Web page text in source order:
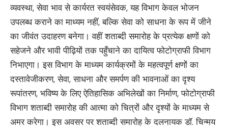
व्यवस्था, सेवा भाव से कार्यरत स्वयंसेवक, यह विभाग केवल भोजन
उपलब्ध कराने का माध्यम नहीं, बल्कि सेवा को साधना के रूप में जीने
का जीवंत उदाहरण बनेगा। वहीं शताब्दी समारोह के प्रत्येक क्षणों को
सहेजने और भावी पीढ़ियों तक पहुँचाने का दायित्व फोटोग्राफी विभाग
निभाएगा। इस विभाग के माध्यम कार्यक्रमों के महत्वपूर्ण क्षणों का
दस्तावेजीकरण, सेवा, साधना और समर्पण की भावनाओं का दृश्य
रूपांतरण, भविष्य के लिए ऐतिहासिक अभिलेखों का निर्माण, फोटोग्राफी
विभाग शताब्दी समारोह की आत्मा को चित्रों और दृश्यों के माध्यम से
अमर करेगा। इस अवसर पर शताब्दी समारोह के दलनायक डॉ. चिन्मय